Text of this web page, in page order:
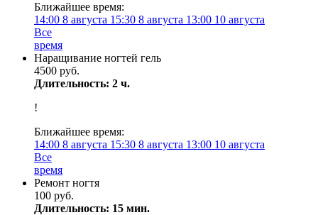
Ближайшее время:
14:00 8 августа 15:30 8 августа 13:00 10 августа
Все
время
Наращивание ногтей гель
4500 руб.
Длительность: 2 ч.
!
Ближайшее время:
14:00 8 августа 15:30 8 августа 13:00 10 августа
Все
время
Ремонт ногтя
100 руб.
Длительность: 15 мин.